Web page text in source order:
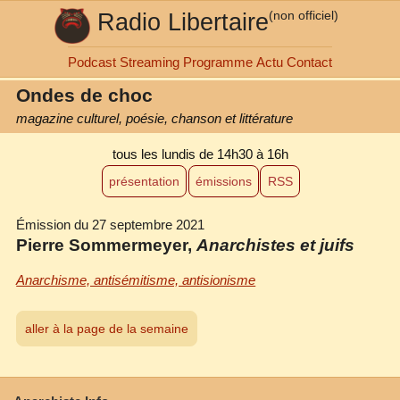
Radio Libertaire(non officiel)
Podcast Streaming Programme Actu Contact
Ondes de choc
magazine culturel, poésie, chanson et littérature
tous les lundis de 14h30 à 16h
présentation émissions RSS
Émission du 27 septembre 2021
Pierre Sommermeyer,Anarchistes et juifs
Anarchisme, antisémitisme, antisionisme
aller à la page de la semaine